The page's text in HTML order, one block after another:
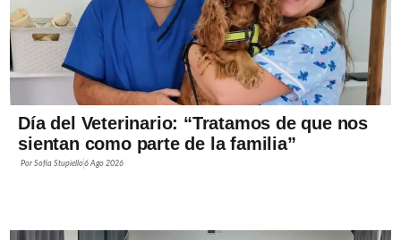
Día del Veterinario: “Tratamos de que nos
sientan como parte de la familia”
PorSofía Stupiello6 Ago 2026